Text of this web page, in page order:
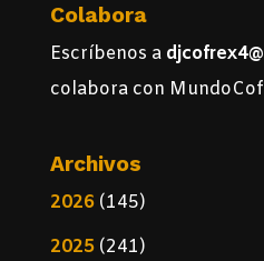
Colabora
Escríbenos a
colabora con
Archivos
2026(145)
2025(241)